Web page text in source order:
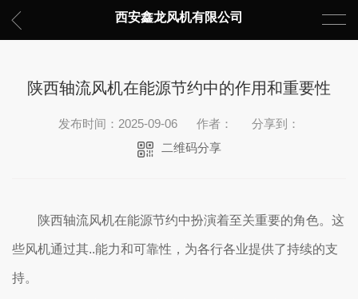
西安鑫龙风机有限公司
陕西轴流风机在能源节约中的作用和重要性
发布时间：2025-09-06 作者：
分享到：
二维码分享
陕西轴流风机在能源节约中扮演着至关重要的角色。这
些风机通过其..能力和可靠性，为各行各业提供了持续的支
持。